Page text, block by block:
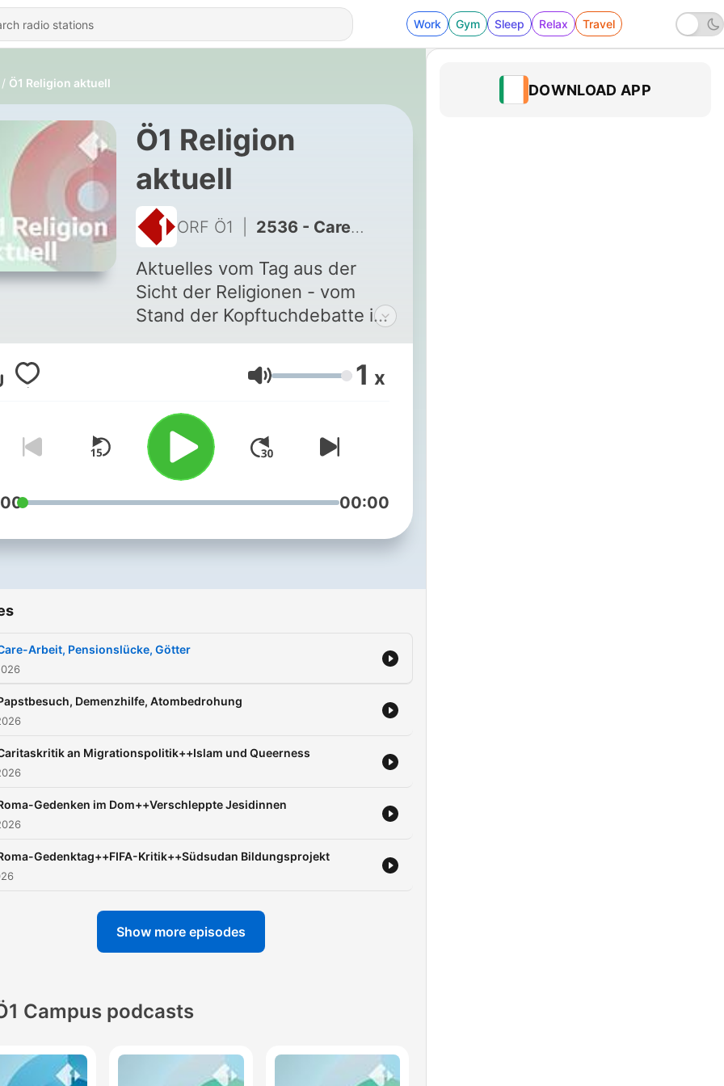
Work Gym Sleep Relax Travel
Ö1 Religion aktuell
Ö1 Religion
aktuell
ORF Ö1 2536 - Care-Arbeit, Pensionslücke, Götter
Aktuelles vom Tag aus der
Sicht der Religionen - vom
Stand der Kopftuchdebatte in
Europa bis zur Analyse des
Asylrechts aus kirchlicher
Sicht; immer montags bis
freitags.
Volume 1 x
00:00
Arbeit, Pensionslücke, Götter
Demenzhilfe, Atombedrohung
an Migrationspolitik++Islam und Queerness
Gedenken im Dom++Verschleppte Jesidinnen
Gedenktag++FIFA-Kritik++Südsudan Bildungsprojekt
Show more episodes
Campus podcasts
DOWNLOAD APP